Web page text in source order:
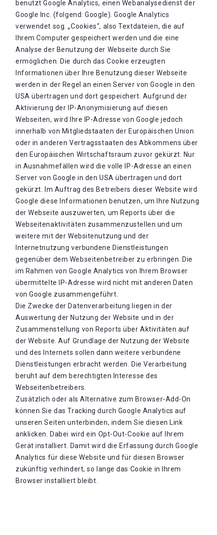
benutzt Google Analytics, einen Webanalysedienst der
Google Inc. (folgend: Google). Google Analytics
verwendet sog. „Cookies“, also Textdateien, die auf
Ihrem Computer gespeichert werden und die eine
Analyse der Benutzung der Webseite durch Sie
ermöglichen. Die durch das Cookie erzeugten
Informationen über Ihre Benutzung dieser Webseite
werden in der Regel an einen Server von Google in den
USA übertragen und dort gespeichert. Aufgrund der
Aktivierung der IP-Anonymisierung auf diesen
Webseiten, wird Ihre IP-Adresse von Google jedoch
innerhalb von Mitgliedstaaten der Europäischen Union
oder in anderen Vertragsstaaten des Abkommens über
den Europäischen Wirtschaftsraum zuvor gekürzt. Nur
in Ausnahmefällen wird die volle IP-Adresse an einen
Server von Google in den USA übertragen und dort
gekürzt. Im Auftrag des Betreibers dieser Website wird
Google diese Informationen benutzen, um Ihre Nutzung
der Webseite auszuwerten, um Reports über die
Webseitenaktivitäten zusammenzustellen und um
weitere mit der Websitenutzung und der
Internetnutzung verbundene Dienstleistungen
gegenüber dem Webseitenbetreiber zu erbringen. Die
im Rahmen von Google Analytics von Ihrem Browser
übermittelte IP-Adresse wird nicht mit anderen Daten
von Google zusammengeführt.
Die Zwecke der Datenverarbeitung liegen in der
Auswertung der Nutzung der Website und in der
Zusammenstellung von Reports über Aktivitäten auf
der Website. Auf Grundlage der Nutzung der Website
und des Internets sollen dann weitere verbundene
Dienstleistungen erbracht werden. Die Verarbeitung
beruht auf dem berechtigten Interesse des
Webseitenbetreibers.
Zusätzlich oder als Alternative zum Browser-Add-On
können Sie das Tracking durch Google Analytics auf
unseren Seiten unterbinden, indem Sie diesen Link
anklicken. Dabei wird ein Opt-Out-Cookie auf Ihrem
Gerät installiert. Damit wird die Erfassung durch Google
Analytics für diese Website und für diesen Browser
zukünftig verhindert, so lange das Cookie in Ihrem
Browser installiert bleibt.